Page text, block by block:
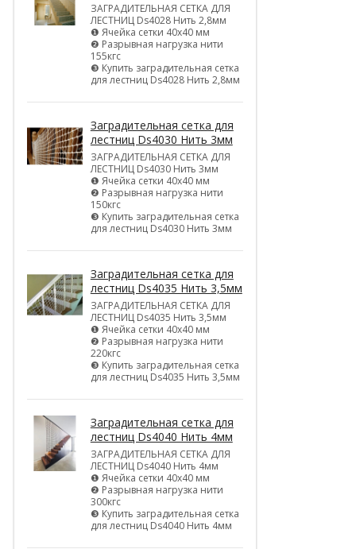
ЗАГРАДИТЕЛЬНАЯ СЕТКА ДЛЯ
ЛЕСТНИЦ Ds4028 Нить 2,8мм
❶ Ячейка сетки 40х40 мм
❷ Разрывная нагрузка нити
155кгс
❸ Купить заградительная сетка
для лестниц Ds4028 Нить 2,8мм
Заградительная сетка для
лестниц Ds4030 Нить 3мм
ЗАГРАДИТЕЛЬНАЯ СЕТКА ДЛЯ
ЛЕСТНИЦ Ds4030 Нить 3мм
❶ Ячейка сетки 40х40 мм
❷ Разрывная нагрузка нити
150кгс
❸ Купить заградительная сетка
для лестниц Ds4030 Нить 3мм
Заградительная сетка для
лестниц Ds4035 Нить 3,5мм
ЗАГРАДИТЕЛЬНАЯ СЕТКА ДЛЯ
ЛЕСТНИЦ Ds4035 Нить 3,5мм
❶ Ячейка сетки 40х40 мм
❷ Разрывная нагрузка нити
220кгс
❸ Купить заградительная сетка
для лестниц Ds4035 Нить 3,5мм
Заградительная сетка для
лестниц Ds4040 Нить 4мм
ЗАГРАДИТЕЛЬНАЯ СЕТКА ДЛЯ
ЛЕСТНИЦ Ds4040 Нить 4мм
❶ Ячейка сетки 40х40 мм
❷ Разрывная нагрузка нити
300кгс
❸ Купить заградительная сетка
для лестниц Ds4040 Нить 4мм